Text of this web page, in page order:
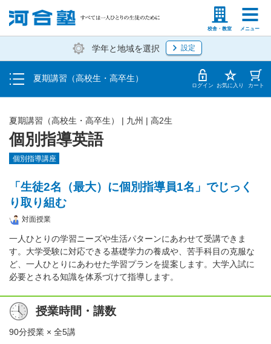
校舎・教室 メニュー
塾生の方 高等学校の先生
学年と地域を選択 設定
夏期講習（高校生・高卒生）
受講料・お申し込み方法
受講開始までの流れ
校舎・教室一覧 ログイン お気に入り カート
個別指導英語
夏期講習（高校生・高卒生） | 九州 | 高2生
個別指導講座
「生徒2名（最大）に個別指導員1名」でじっく
り取り組む
対面授業
一人ひとりの学習ニーズや生活パターンにあわせて受講できま
す。大学受験に対応できる基礎学力の養成や、苦手科目の克服な
ど、一人ひとりにあわせた学習プランを提案します。大学入試に
必要とされる知識を体系づけて指導します。
授業時間・講数
90分授業 × 全5講